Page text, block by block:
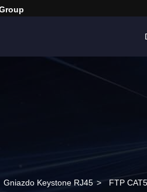
Gniazdo Keystone RJ45 > FTP